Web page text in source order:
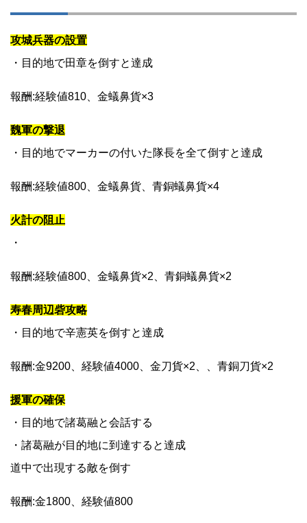
攻城兵器の設置
・目的地で田章を倒すと達成
報酬:経験値810、金蟻鼻貨×3
魏軍の撃退
・目的地でマーカーの付いた隊長を全て倒すと達成
報酬:経験値800、金蟻鼻貨、青銅蟻鼻貨×4
火計の阻止
・
報酬:経験値800、金蟻鼻貨×2、青銅蟻鼻貨×2
寿春周辺砦攻略
・目的地で辛憲英を倒すと達成
報酬:金9200、経験値4000、金刀貨×2、、青銅刀貨×2
援軍の確保
・目的地で諸葛融と会話する
・諸葛融が目的地に到達すると達成
道中で出現する敵を倒す
報酬:金1800、経験値800